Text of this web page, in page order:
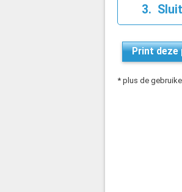
Print deze
* plus de